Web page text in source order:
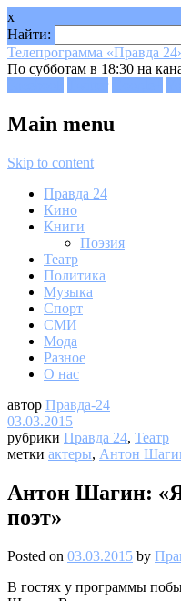
x
Найти:
Телепрограмма «Правда
По субботам в 18:30 на
Main menu
Skip to content
Правда 24
Кино
Книги
Поэзия
Театр
Политика
Музыка
Спорт
СМИ
Мода
Разное
О нас
автор Правда-24
03.03.2015
рубрики Правда 24, Театр
метки актеры, Антон
Антон Шагин:
поэт»
Posted on 03.03.2015 by
В гостях у программы